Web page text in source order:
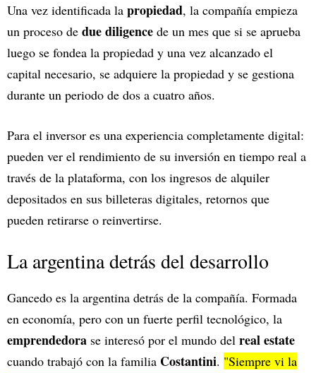
Una vez identificada la propiedad, la compañía empieza
un proceso de due diligence de un mes que si se aprueba
luego se fondea la propiedad y una vez alcanzado el
capital necesario, se adquiere la propiedad y se gestiona
durante un periodo de dos a cuatro años.
Para el inversor es una experiencia completamente digital:
pueden ver el rendimiento de su inversión en tiempo real a
través de la plataforma, con los ingresos de alquiler
depositados en sus billeteras digitales, retornos que
pueden retirarse o reinvertirse.
La argentina detrás del desarrollo
Gancedo es la argentina detrás de la compañía. Formada
en economía, pero con un fuerte perfil tecnológico, la
emprendedora se interesó por el mundo del real estate
cuando trabajó con la familia Costantini. "Siempre vi la